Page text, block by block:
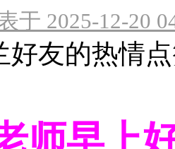
于 2025-12-20
好友的热情
师早上